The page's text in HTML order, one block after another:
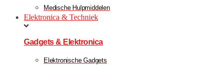
Medische Hulpmiddelen
Elektronica & Techniek
Gadgets & Elektronica
Elektronische Gadgets